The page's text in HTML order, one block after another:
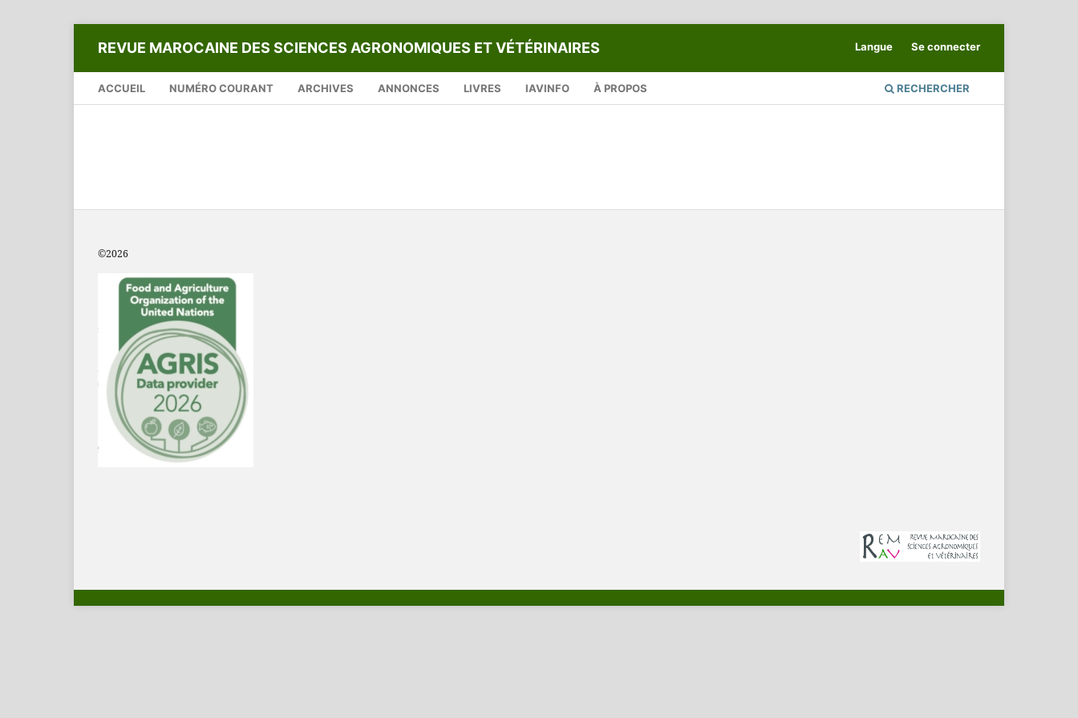
REVUE MAROCAINE DES SCIENCES AGRONOMIQUES ET VÉTÉRINAIRES
ACCUEIL NUMÉRO COURANT ARCHIVES ANNONCES LIVRES IAVINFO À PROPOS RECHERCHER
Langue Se connecter
©2026